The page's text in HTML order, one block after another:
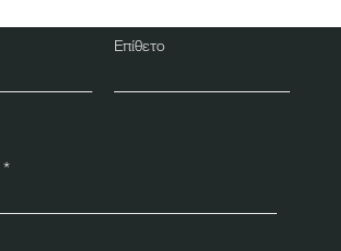
Επίθετο